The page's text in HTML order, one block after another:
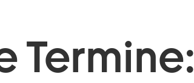
Termine: